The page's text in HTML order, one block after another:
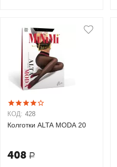
КОД: 428
Колготки ALTA MODA 20
408 Р